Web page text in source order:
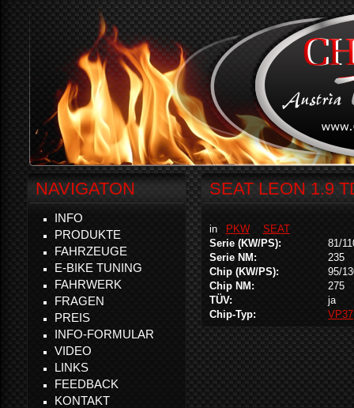
SEAT LEON 1.9
in PKW
SEAT
Serie (KW/PS):
81/
Serie NM:
235
Chip (KW/PS):
95/
Chip NM:
275
TÜV:
ja
Chip-Typ:
VP37
NAVIGATON
INFO
PRODUKTE
FAHRZEUGE
E-BIKE TUNING
FAHRWERK
FRAGEN
PREIS
INFO-FORMULAR
VIDEO
LINKS
FEEDBACK
KONTAKT